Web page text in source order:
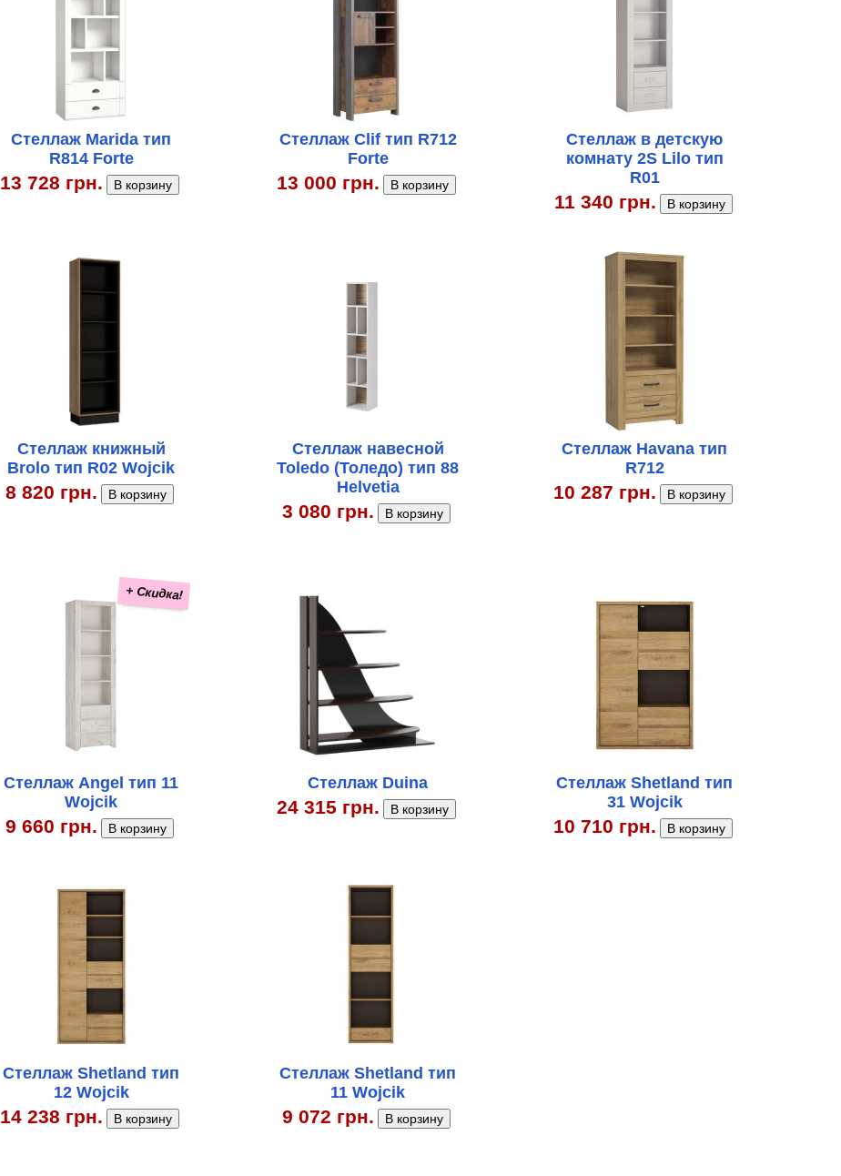
Стеллаж Marida тип
R814 Forte
13 728 грн.
Стеллаж Clif тип R712
Forte
13 000 грн.
Стеллаж в детскую
комнату 2S Lilo тип
R01
11 340 грн.
Стеллаж книжный
Brolo тип R02 Wojcik
8 820 грн.
Стеллаж навесной
Toledo (Толедо) тип 88
Helvetia
3 080 грн.
Стеллаж Havana тип
R712
10 287 грн.
+ Скидка!
Стеллаж Angel тип 11
Wojcik
9 660 грн.
Стеллаж Duina
24 315 грн.
Стеллаж Shetland тип
31 Wojcik
10 710 грн.
Стеллаж Shetland тип
12 Wojcik
14 238 грн.
Стеллаж Shetland тип
11 Wojcik
9 072 грн.